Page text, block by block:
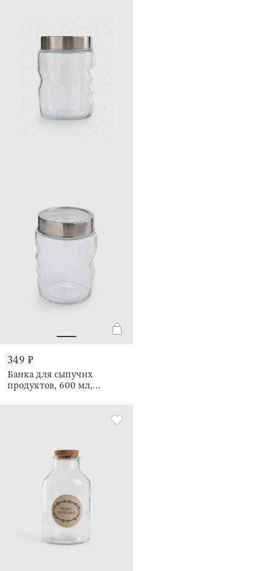
349 ₽
Банка для сыпучих
продуктов, 600 мл,